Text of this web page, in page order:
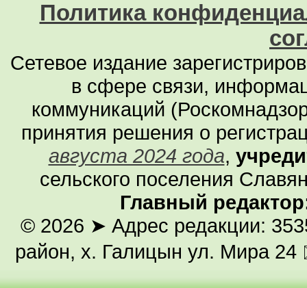
Политика
Сетевое издание
в сфере связи,
коммуникаций
принятия решения о
августа 2024 года,
сельского поселения
Главный
© 2026 ➤ Адрес редакции:
район, х. Галицын ул. Мира